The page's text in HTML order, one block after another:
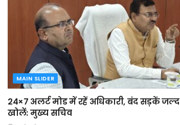
MAIN SLIDER
24×7 अलर्ट मोड में रहें अधिकारी, बंद सड़कें जल्द
खोलें: मुख्य सचिव